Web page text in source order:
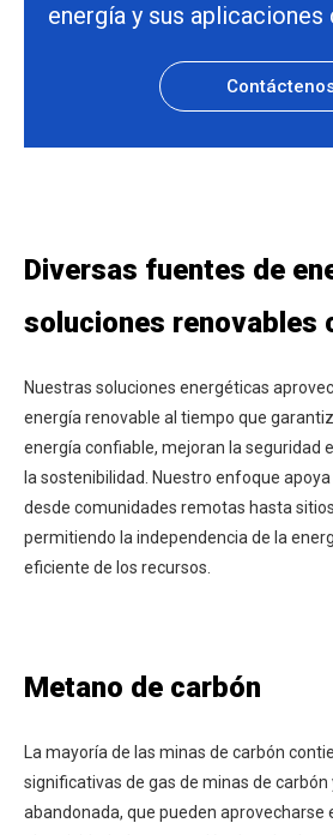
energía y sus
Diversas fuentes de
soluciones renovables
Nuestras soluciones energéticas
energía renovable al tiempo que
energía confiable, mejoran la seguridad
la sostenibilidad. Nuestro enfoque
desde comunidades remotas hasta
permitiendo la independencia de la
eficiente de los recursos.
Metano de carbón
La mayoría de las minas de carbón
significativas de gas de minas de
abandonada, que pueden